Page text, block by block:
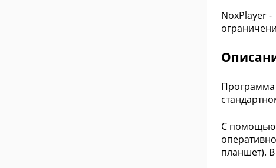
NoxPlayer
Программа
С помощью
планшет).